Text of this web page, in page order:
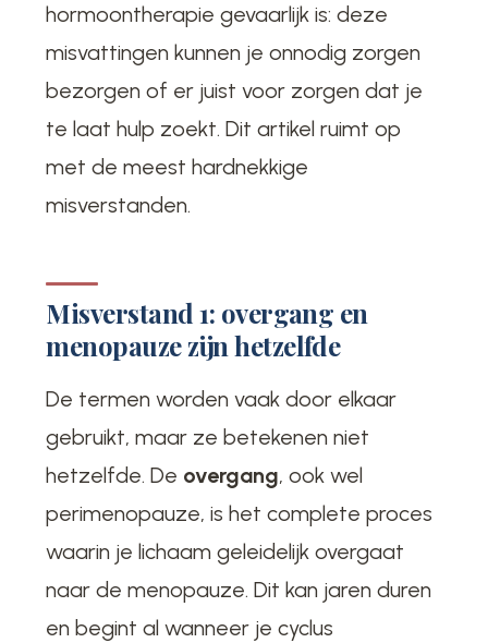
hormoontherapie gevaarlijk is: deze
misvattingen kunnen je onnodig zorgen
bezorgen of er juist voor zorgen dat je
te laat hulp zoekt. Dit artikel ruimt op
met de meest hardnekkige
misverstanden.
Misverstand 1: overgang en
menopauze zijn hetzelfde
De termen worden vaak door elkaar
gebruikt, maar ze betekenen niet
hetzelfde. De overgang, ook wel
perimenopauze, is het complete proces
waarin je lichaam geleidelijk overgaat
naar de menopauze. Dit kan jaren duren
en begint al wanneer je cyclus